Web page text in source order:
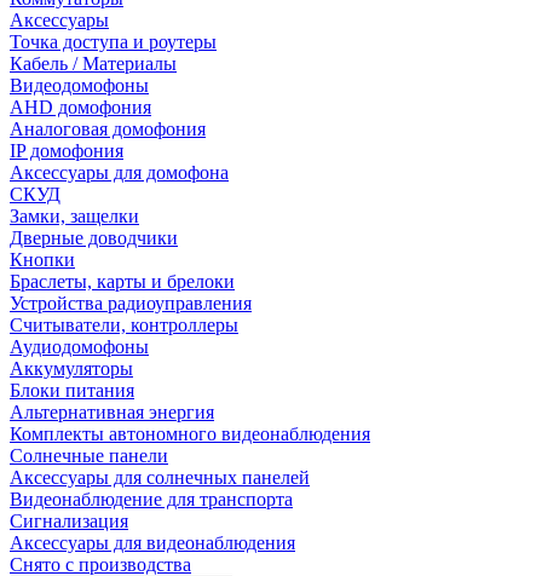
Аксессуары
Точка доступа и роутеры
Кабель / Материалы
Видеодомофоны
AHD домофония
Аналоговая домофония
IP домофония
Аксессуары для домофона
СКУД
Замки, защелки
Дверные доводчики
Кнопки
Браслеты, карты и брелоки
Устройства радиоуправления
Считыватели, контроллеры
Аудиодомофоны
Аккумуляторы
Блоки питания
Альтернативная энергия
Комплекты автономного видеонаблюдения
Солнечные панели
Аксессуары для солнечных панелей
Видеонаблюдение для транспорта
Сигнализация
Аксессуары для видеонаблюдения
Снято с производства